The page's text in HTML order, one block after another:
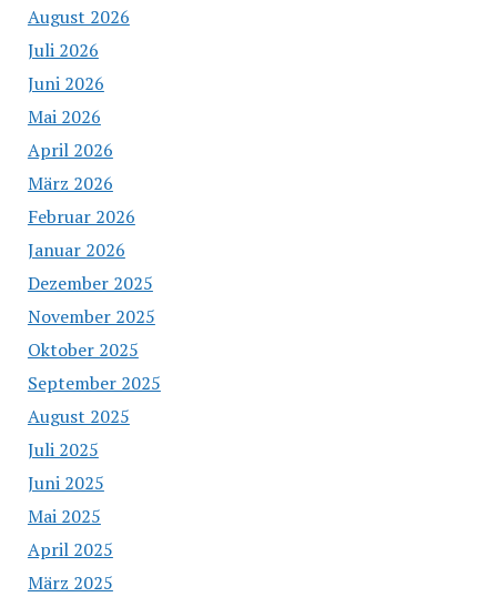
August 2026
Juli 2026
Juni 2026
Mai 2026
April 2026
März 2026
Februar 2026
Januar 2026
Dezember 2025
November 2025
Oktober 2025
September 2025
August 2025
Juli 2025
Juni 2025
Mai 2025
April 2025
März 2025